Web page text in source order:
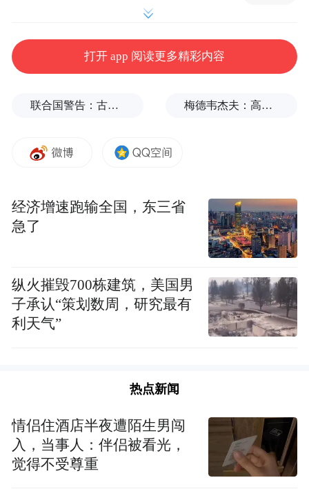
楼顶破损严重
单元，每个单元仅一部电梯。由于年久失
修，8部电梯今年全部纳入更新改造。施工采
取分段方式：先完成1、3单元换新，待投用
后再关停2、4单元施工。这本是有序的安
排，却让2、4单元高层住户陷入困境——当
自家电梯停运时，住在十多层的老人若想出
堆满施工余料和杂物，防水隔热层多处粉化
破损，地面高低不平。正值梅雨季，屋面湿
滑难行，且无任何照明。“地上全是碎砖渣
打开 app 阅读更多精彩内容
联合国警告：古巴或变成沉默的加沙 梅德韦杰夫：高市早苗不提是谁扔的原子弹，真是耻辱
经济增速跑输全国，东三省
急了
纵火摧毁700栋建筑，美国男
子承认“策划数周，研究最有
利天气”
热点新闻
情侣住酒店半夜遭陌生男闯
入，当事人：伴侣被看光，
觉得不受尊重